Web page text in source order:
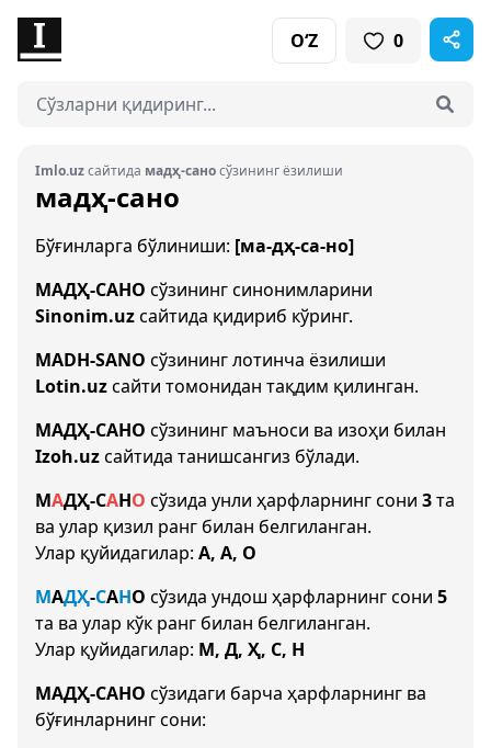
O‘Z 0
Imlo.uzсайтида мадҳ-саносўзининг ёзилиши
мадҳ-сано
Бўғинларга бўлиниши: [ма-дҳ-са-но]
МАДҲ-САНО сўзининг синонимларини
Sinonim.uzсайтида қидириб кўринг.
MADH-SANO сўзининг лотинча ёзилиши
Lotin.uzсайти томонидан тақдим қилинган.
МАДҲ-САНО сўзининг маъноси ва изоҳи билан
Izoh.uzсайтида танишсангиз бўлади.
МАДҲ-САНО сўзида унли ҳарфларнинг сони 3та
ва улар қизил ранг билан белгиланган.
Улар қуйидагилар: А, А, О
МАДҲ-САНО сўзида ундош ҳарфларнинг сони 5
та ва улар кўк ранг билан белгиланган.
Улар қуйидагилар: М, Д, Ҳ, С, Н
МАДҲ-САНО сўзидаги барча ҳарфларнинг ва
бўғинларнинг сони: